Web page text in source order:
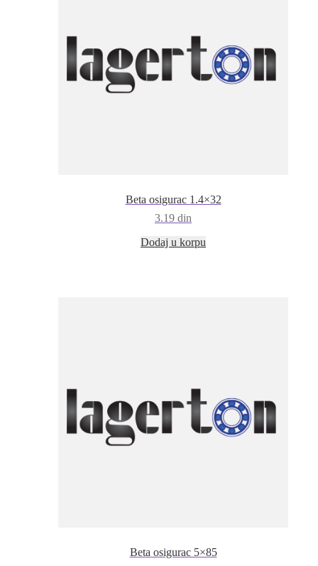
Beta osigurac 1.4×32
3.19 din
Dodaj u korpu
Beta osigurac 5×85